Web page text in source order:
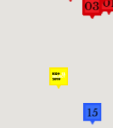
パブリッ